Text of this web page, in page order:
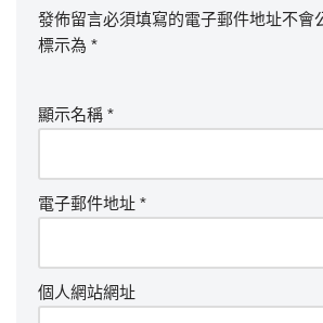
發佈留言必須填寫的電子郵件地址不會
標示為 *
顯示名稱 *
電子郵件地址 *
個人網站網址